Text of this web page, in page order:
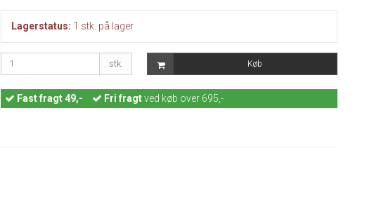
Lagerstatus: 1 stk. på lager
stk. Køb
Fastfragt 49,- Fri fragtved køb over 695,-